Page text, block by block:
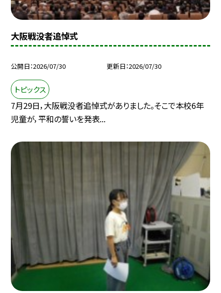
大阪戦没者追悼式
公開日 2026/07/30 更新日 2026/07/30
トピックス
7月29日，大阪戦没者追悼式がありました。そこで本校6年
児童が，平和の誓いを発表...